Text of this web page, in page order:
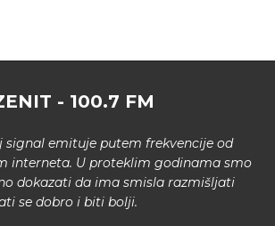
- 100.7 FM
signal emituje putem frekvencije od
interneta. U proteklim godinama smo
dokazati da ima smisla razmišljati
se dobro i biti bolji.